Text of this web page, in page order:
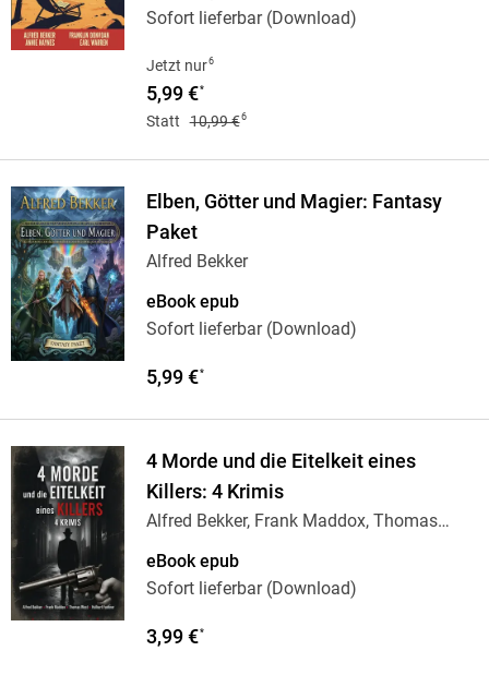
Sofort lieferbar (Download)
Jetzt nur6
5,99 €*
Statt 10,99 €6
Elben, Götter und Magier: Fantasy
Paket
Alfred Bekker
eBook epub
Sofort lieferbar (Download)
5,99 €*
4 Morde und die Eitelkeit eines
Killers: 4 Krimis
Alfred Bekker, Frank Maddox, Thomas
eBook epub
Sofort lieferbar (Download)
3,99 €*